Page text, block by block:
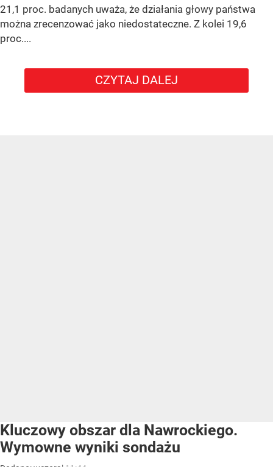
21,1 proc. badanych uważa, że działania głowy państwa
można zrecenzować jako niedostateczne. Z kolei 19,6
proc....
CZYTAJ DALEJ
Kluczowy obszar dla Nawrockiego.
Wymowne wyniki sondażu